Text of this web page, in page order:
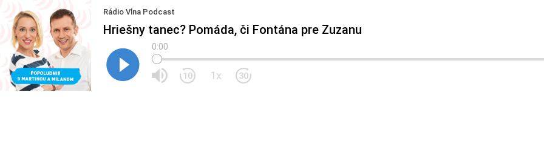
Rádio Vlna Podcast
Hriešny tanec? Pomáda, či Fontána pre Zuzanu
0:00